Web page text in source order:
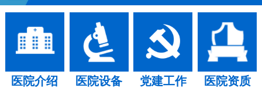
医院介绍 医院设备 党建工作 医院资质